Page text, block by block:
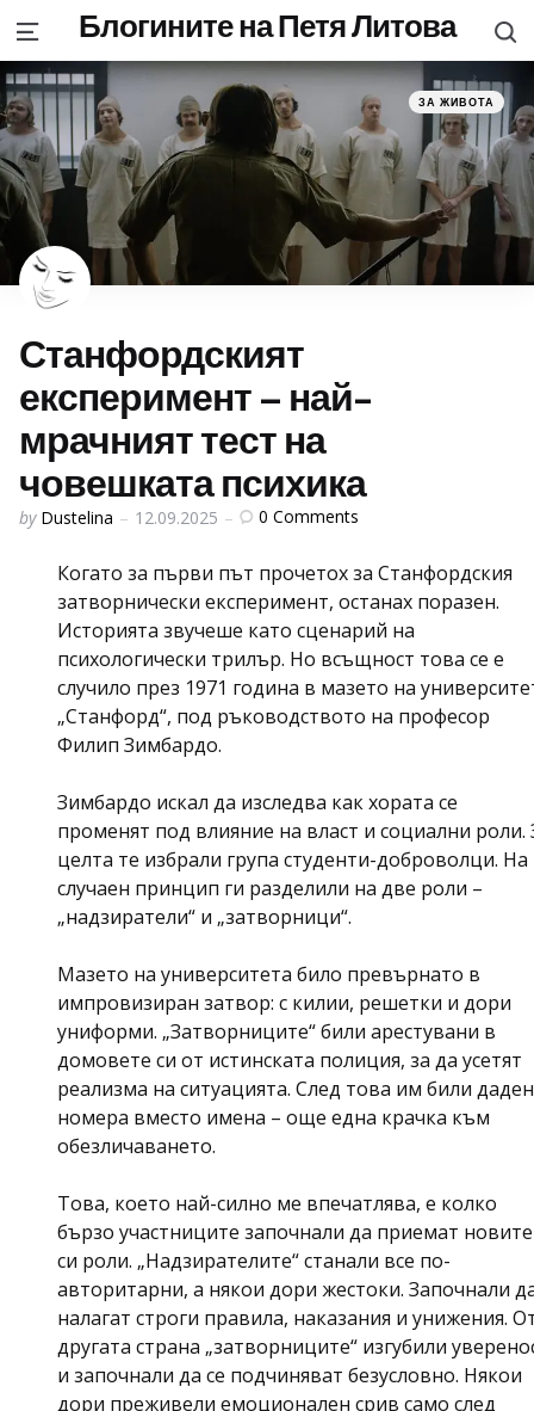
MenuБлогините на Петя Литова
Categories
Posted
in
ЗА ЖИВОТА
Станфордският
експеримент – най-
мрачният тест на
човешката психика
Posted
by Dustelina 12.09.2025 0 Comments
Когато за първи път прочетох за Станфордския
затворнически експеримент, останах поразен.
Историята звучеше като сценарий на
психологически трилър. Но всъщност това се е
случило през 1971 година в мазето на
„Станфорд“, под ръководството на професор
Филип Зимбардо.
Зимбардо искал да изследва как хората се
променят под влияние на власт и социални роли.
целта те избрали група студенти-доброволци. На
случаен принцип ги разделили на две роли –
„надзиратели“ и „затворници“.
Мазето на университета било превърнато в
импровизиран затвор: с килии, решетки и дори
униформи. „Затворниците“ били арестувани в
домовете си от истинската полиция, за да усетят
реализма на ситуацията. След това им били
номера вместо имена – още една крачка към
обезличаването.
Това, което най-силно ме впечатлява, е колко
бързо участниците започнали да приемат новите
си роли. „Надзирателите“ станали все по-
авторитарни, а някои дори жестоки. Започнали
налагат строги правила, наказания и унижения.
другата страна „затворниците“ изгубили
и започнали да се подчиняват безусловно. Някои
дори преживели емоционален срив само след